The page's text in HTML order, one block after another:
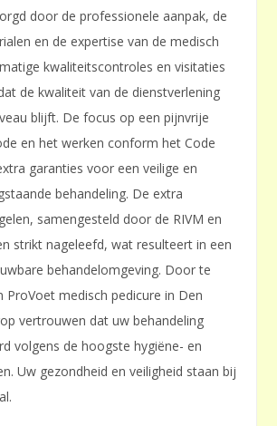
door de professionele aanpak, de
en de expertise van de medisch
kwaliteitscontroles en visitaties
de kwaliteit van de dienstverlening
blijft. De focus op een pijnvrije
en het werken conform het Code
garanties voor een veilige en
behandeling. De extra
samengesteld door de RIVM en
strikt nageleefd, wat resulteert in een
behandelomgeving. Door te
ProVoet medisch pedicure in Den
vertrouwen dat uw behandeling
volgens de hoogste hygiëne- en
Uw gezondheid en veiligheid staan bij